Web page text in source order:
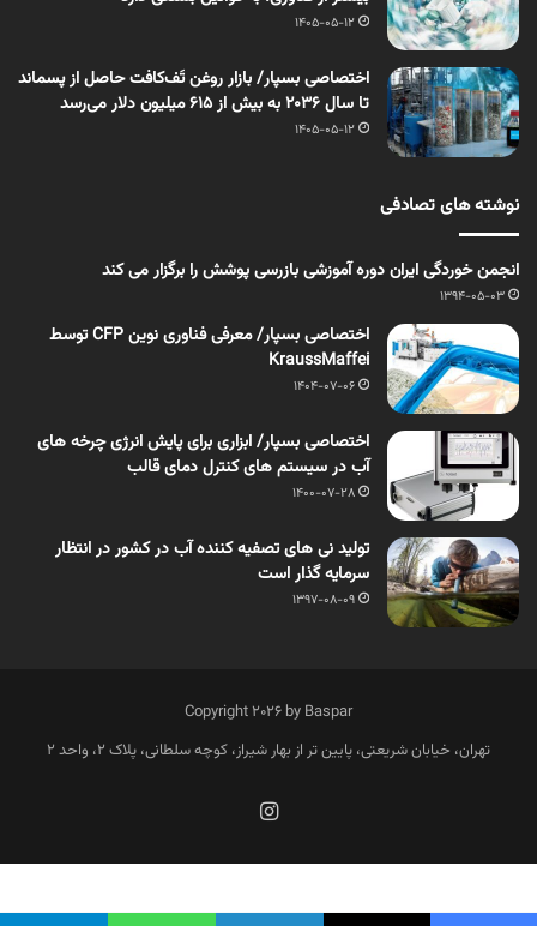
1405-05-12
اختصاصی بسپار/ بازار روغن تَف‌کافت حاصل از پسماند
تا سال ۲۰۳۶ به بیش از ۶۱۵ میلیون دلار می‌رسد
1405-05-12
نوشته های تصادفی
انجمن خوردگی ایران دوره آموزشی بازرسی پوشش را برگزار می کند
1394-05-03
اختصاصی بسپار/ معرفی فناوری نوین CFP توسط
KraussMaffei
1404-07-06
اختصاصی بسپار/ ابزاری برای پایش انرژی چرخه های
آب در سیستم های کنترل دمای قالب
1400-07-28
تولید نی های تصفیه کننده آب در کشور در انتظار
سرمایه گذار است
1397-08-09
Copyright 2026 by Baspar
تهران، خیابان شریعتی، پایین تر از بهار شیراز، کوچه سلطانی، پلاک 2، واحد 2